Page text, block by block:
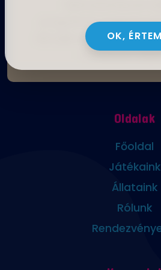
OK, ÉRTEM
programok
Aktuális információkért
Facebook
Oldalak
Főoldal
Játékaink
Állataink
Rólunk